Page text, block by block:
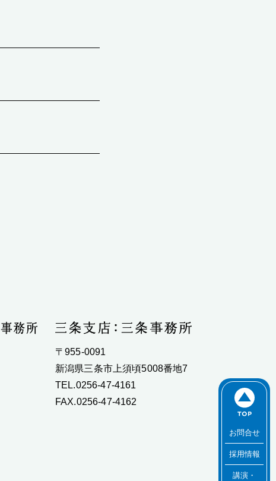
〒955-0091
新潟県三条市上須頃5008番地7
TEL.0256-47-4161
FAX.0256-47-4162
お問合せ
採用情報
講演・